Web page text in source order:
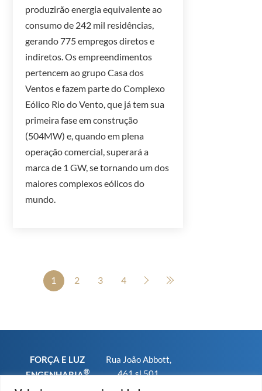
produzirão energia equivalente ao
consumo de 242 mil residências,
gerando 775 empregos diretos e
indiretos. Os empreendimentos
pertencem ao grupo Casa dos
Ventos e fazem parte do Complexo
Eólico Rio do Vento, que já tem sua
primeira fase em construção
(504MW) e, quando em plena
operação comercial, superará a
marca de 1 GW, se tornando um dos
maiores complexos eólicos do
mundo.
1 2 3 4
FORÇA E LUZ
ENGENHARIA®
Rua João Abbott,
461 sl 501
Bairro Petrópolis